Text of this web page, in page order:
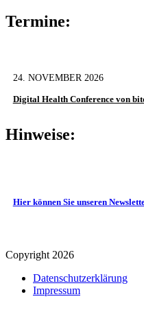
Termine:
24. NOVEMBER 2026
Digital Health Conference von
Hinweise:
Hier können Sie unseren
Copyright 2026
Datenschutz­erklärung
Impressum